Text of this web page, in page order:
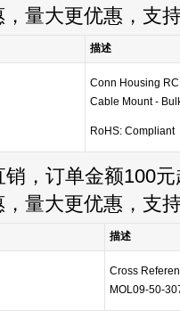
量大更优惠，支
描述
Conn Housing
Cable Mount -
RoHS: Compliant
，订单金额100元
量大更优惠，支
描述
Cross
MOL09-50-